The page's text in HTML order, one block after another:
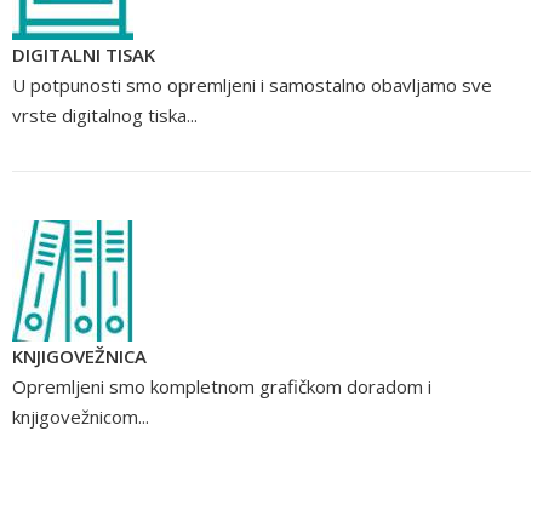
DIGITALNI TISAK
U potpunosti smo opremljeni i samostalno obavljamo sve
vrste digitalnog tiska...
KNJIGOVEŽNICA
Opremljeni smo kompletnom grafičkom doradom i
knjigovežnicom...